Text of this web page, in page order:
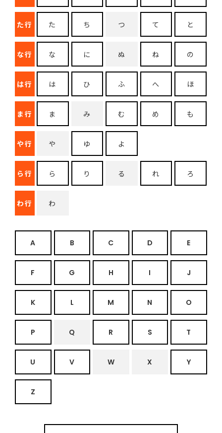
た行 た ち つ て と
な行 な に ぬ ね の
は行 は ひ ふ へ ほ
ま行 ま み む め も
や行 や ゆ よ
ら行 ら り る れ ろ
わ行 わ
A B C D E
F G H I J
K L M N O
P Q R S T
U V W X Y
Z